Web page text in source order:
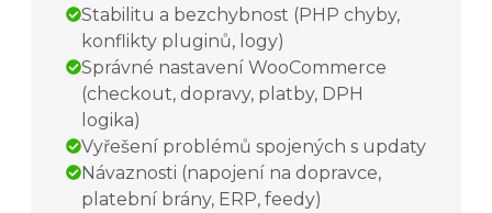
Stabilitu a bezchybnost (PHP chyby,
konflikty pluginů, logy)
Správné nastavení WooCommerce
(checkout, dopravy, platby, DPH
logika)
Vyřešení problémů spojených s updaty
Návaznosti (napojení na dopravce,
platební brány, ERP, feedy)